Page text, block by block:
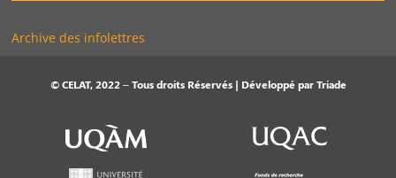
Archive des infolettres
© CELAT, 2022 – Tous droits Réservés | Développé parTriade